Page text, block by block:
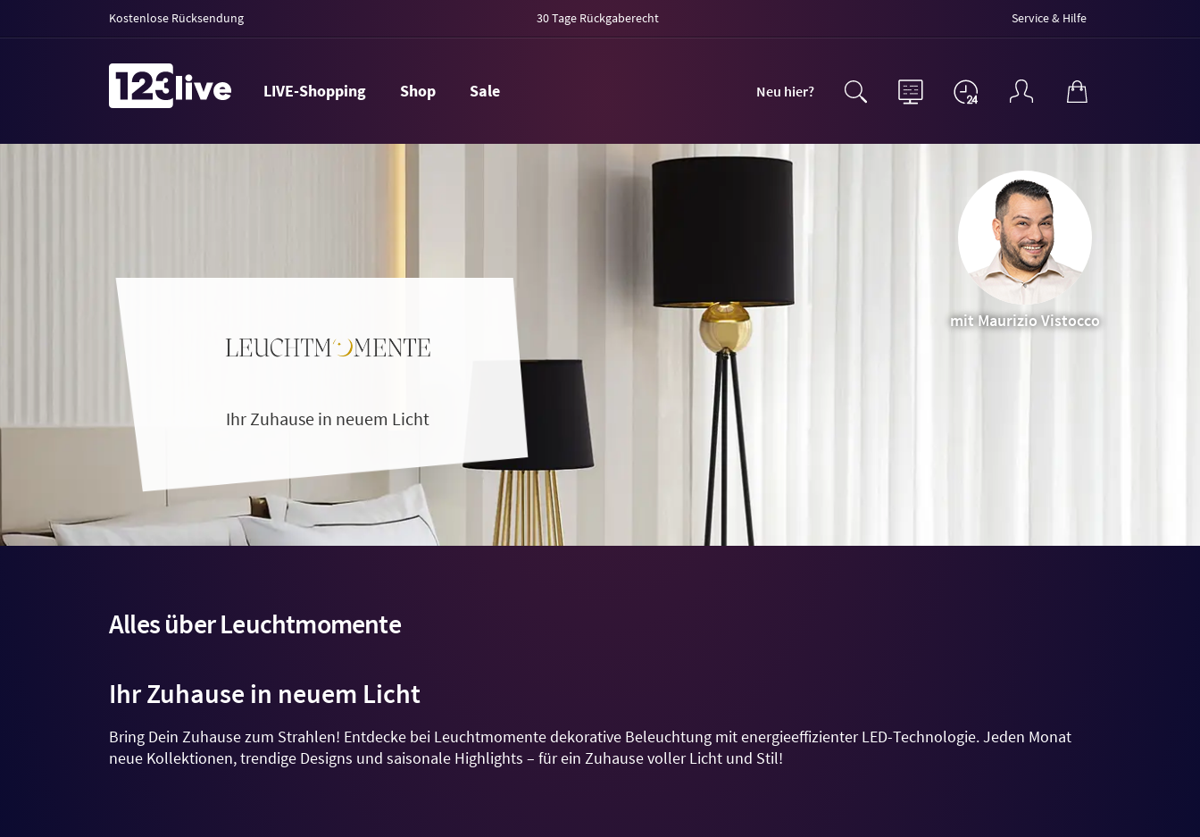
Kostenlose Rücksendung 30 Tage Rückgaberecht Service & Hilfe
LIVE-Shopping Shop Sale Neu hier?
Ihr Zuhause in neuem Licht
mit Maurizio Vistocco
Alles über Leuchtmomente
Ihr Zuhause in neuem Licht
Bring Dein Zuhause zum Strahlen! Entdecke bei Leuchtmomente dekorative Beleuchtung mit energieeffizienter LED-Technologie. Jeden Monat
neue Kollektionen, trendige Designs und saisonale Highlights – für ein Zuhause voller Licht und Stil!